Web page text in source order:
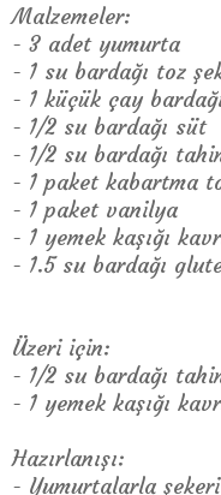
Malzemeler:
- 3 adet yumurta
- 1 su bardağı toz
- 1 küçük çay
- 1/2 su bardağı süt
- 1/2 su bardağı
- 1 paket kabartma
- 1 paket vanilya
- 1 yemek kaşığı
- 1.5 su bardağı
Üzeri için:
- 1/2 su bardağı
- 1 yemek kaşığı
Hazırlanışı:
- Yumurtalarla